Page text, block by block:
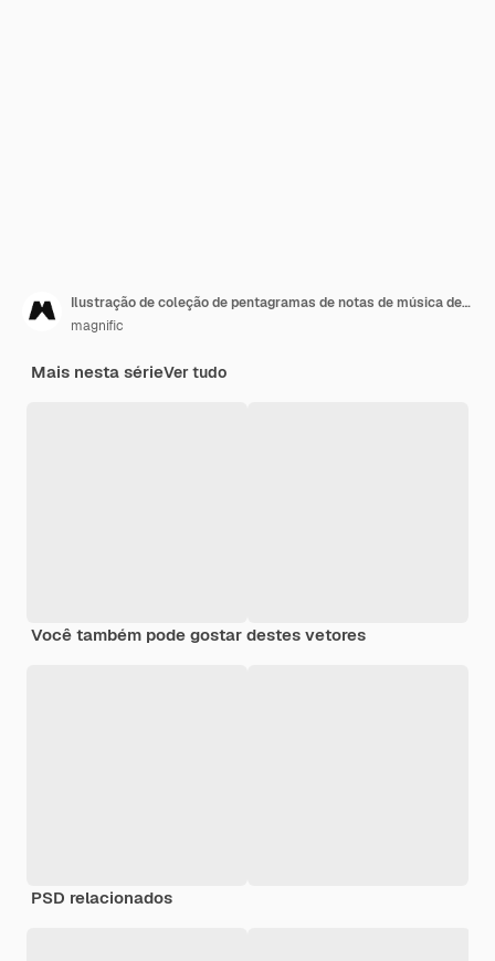
Ilustração de coleção de pentagramas de notas de música de design plano
magnific
Mais nesta sérieVer tudo
Você também pode gostar destes vetores
PSD relacionados